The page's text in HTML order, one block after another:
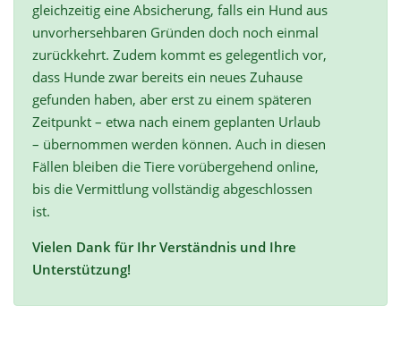
gleichzeitig eine Absicherung, falls ein Hund aus
unvorhersehbaren Gründen doch noch einmal
zurückkehrt. Zudem kommt es gelegentlich vor,
dass Hunde zwar bereits ein neues Zuhause
gefunden haben, aber erst zu einem späteren
Zeitpunkt – etwa nach einem geplanten Urlaub
– übernommen werden können. Auch in diesen
Fällen bleiben die Tiere vorübergehend online,
bis die Vermittlung vollständig abgeschlossen
ist.
Vielen Dank für Ihr Verständnis und Ihre
Unterstützung!